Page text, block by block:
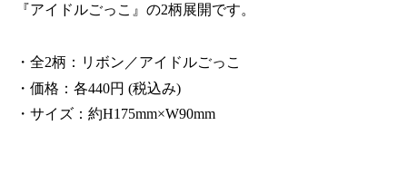
『アイドルごっこ』の2柄展開です。
・全2柄：リボン／アイドルごっこ
・価格：各440円 (税込み)
・サイズ：約H175mm×W90mm